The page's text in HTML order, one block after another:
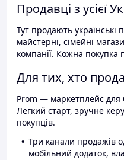
Продавці з усієї
Тут продають українські
майстерні, сімейні
компанії. Кожна покупка
Для тих, хто
Prom — маркетплейс для
Легкий старт, зручне
покупців.
Три канали продажів
мобільний додаток,